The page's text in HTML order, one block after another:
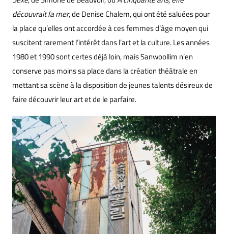
découvrait la mer, de Denise Chalem, qui ont été saluées pour
la place qu’elles ont accordée à ces femmes d’âge moyen qui
suscitent rarement l’intérêt dans l’art et la culture. Les années
1980 et 1990 sont certes déjà loin, mais Sanwoollim n’en
conserve pas moins sa place dans la création théâtrale en
mettant sa scène à la disposition de jeunes talents désireux de
faire découvrir leur art et de le parfaire.